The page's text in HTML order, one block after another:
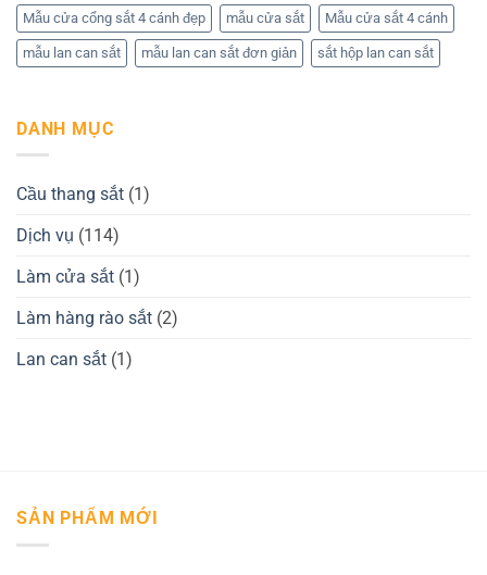
Mẫu cửa cổng sắt 4 cánh đẹp mẫu cửa sắt Mẫu cửa sắt 4 cánh
mẫu lan can sắt mẫu lan can sắt đơn giản sắt hộp lan can sắt
DANH MỤC
Cầu thang sắt (1)
Dịch vụ (114)
Làm cửa sắt (1)
Làm hàng rào sắt (2)
Lan can sắt (1)
SẢN PHẨM MỚI